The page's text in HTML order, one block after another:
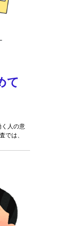
て
人の意
では、